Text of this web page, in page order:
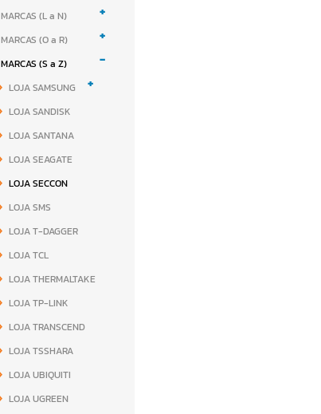
MARCAS (L a N) +
MARCAS (O a R) +
MARCAS (S a Z) -
LOJA SAMSUNG +
LOJA SANDISK
LOJA SANTANA
LOJA SEAGATE
LOJA SECCON
LOJA SMS
LOJA T-DAGGER
LOJA TCL
LOJA THERMALTAKE
LOJA TP-LINK
LOJA TRANSCEND
LOJA TSSHARA
LOJA UBIQUITI
LOJA UGREEN